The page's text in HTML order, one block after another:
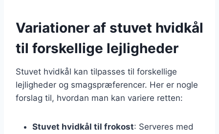
Variationer af stuvet hvidkål
til forskellige lejligheder
Stuvet hvidkål kan tilpasses til forskellige
lejligheder og smagspræferencer. Her er nogle
forslag til, hvordan man kan variere retten:
Stuvet hvidkål til frokost: Serveres med